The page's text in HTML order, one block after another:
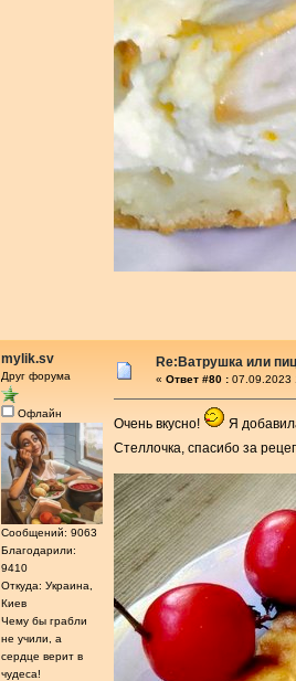
mylik.sv
Друг форума
Офлайн
Сообщений: 9063
Благодарили:
9410
Откуда: Украина,
Киев
Чему бы грабли
не учили, а
сердце верит в
чудеса!
Re:Ватрушка или
« Ответ #80 : 07.09.2023
Очень вкусно!
Я
Стеллочка, спасибо за